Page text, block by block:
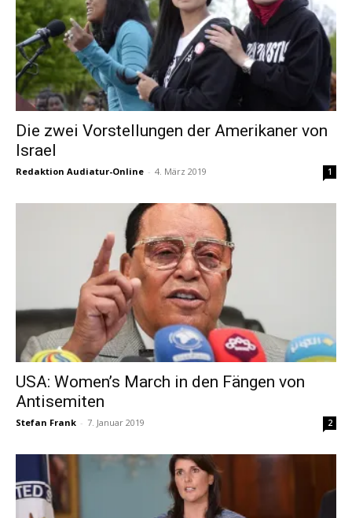
Die zwei Vorstellungen der Amerikaner von
Israel
Redaktion Audiatur-Online - 4. März 2019 1
USA: Women’s March in den Fängen von
Antisemiten
Stefan Frank - 7. Januar 2019 2